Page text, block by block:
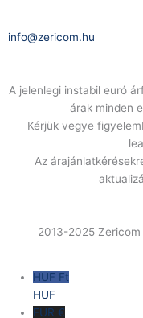
info@zericom.hu
A jelenlegi instabil euró
árak minden
Kérjük vegye
Az
2013-2025
HUF Ft
HUF
EUR €